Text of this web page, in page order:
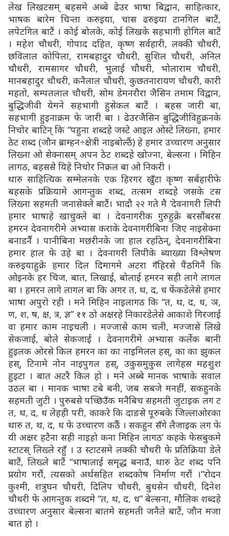
लेख लिखटसम् बहसमे अब्बे ढेउर भाषा बिद्वान, साहित्कार,
भाषक बारेम चिन्ता करुइया, चास ढरुइया टानगिल बाटैं,
लपेटगिल बाटैं । कोई बोलके, कोई लिखके सहभागी होगिल बाटैं
। महेश चौधरी, गोपाद दहित, कृष्ण सर्वहारी, लक्की चौधरी,
छविलाल कोपिला, रामबहादुर चौधरी, सुशिल चौधरी, अनिल
चौधरी, रामसागर चौधरी, भुलाई चौधरी, भोलाराम चौधरी,
मानबहादुर चौधरी, कनैलाल चौधरी, कुछतनारायण चौधरी, कारी
महतो, सम्पतलाल चौधरी, सोम डेमनरौरा जैसिन तमाम विद्वान,
बुद्धिजीवी येमने सहभागी हुसेकल बाटैं । बहस जारी बा,
सहभागी हुइनाक्रम फे जारी बा । ढेउरजैसिन बुद्धिजीविहुक्रनके
निचोर बाटिन् कि “पहुना शब्दहे जस्टे आइल ओस्टे लिख्ना, हमार
ठेट शब्द (जौन ब्राम्हन÷क्षेत्री नाइबोल्ठैं) हे हमार उच्चारण अनुसार
लिख्ना ओ सेक्नासम् अपन ठेट शब्दहे खोज्ना, बेल्सना । मिहिन
लागठ, बहससे यिहे निचोर निक्रल बा ओ निकरी ।
थारु साहित्यिक सम्मेलनके एक हिरगर खुँटा कृष्ण सर्बहारीफे
बहसके प्रक्रियामे आगन्तुक शब्द, तत्सम शब्दहे जसके टस
लिख्ना सहमती जनासेक्ले बाटैं। भादौ २२ गते मै ‘देवनागरी लिपी
हमार भाषाहे खाचुक्ले बा । देवनागरीक गुरुहुक्रे बरसौंबरस
हमरन देवनागरीमे अभ्यास कराके देवनागरीबिना जिए नाइसेक्ना
बनाडर्नैं । पानीबिना मछरीनके जा हाल रहठिन्, देवनागरीबिना
हमार हाल फे उहे बा । देवनागरी लिपीके ब्याख्या विश्लेषण
करुइयाहुक्रे हमार दिल दिमागमे अटरा गँहिरसे पैंठगिनैं कि
ओइनके हर चिज, बात, लिखाई, बोलाई हमरन सही लागे लागल
बा । हमरन लागे लागल बा कि अगर त, थ, द, ध फेंकडेलेसे हमार
भाषा अपुरो रही । मने मिहिन नाइलागठ कि “त, थ, द, ध, ञ,
ण, श, ष, क्ष, त्र, ज्ञ” ११ ठो अक्षरहे निकारडेलेसे आकाशे गिरजाई
वा हमार काम नाइचली । मज्जासे काम चली, मज्जासे लिखे
सेकजाई, बोले सेकजाई । देवनागरीमे अभ्यास कर्लेक बानी
हुइलक ओरसे किल हमरन का का नाइमिलल हस्, का का झुकल
हस्, टिनामे नोन नाइपुगल हस्, उकुसमुकुस लागेहस महशुश
हुइटा । बात अटरै किल हो । मने अब्बे मानक भाषाके सवाल
उठल बा । मानक भाषा टबे बनी, जब सबजे मनहीं, सकहुनके
सहमती जुटी । पुरुबसे पच्छिउँक मनैबिच सहमती जुटाइक लग ट
त, थ, द, ध लेहही परी, काकरे कि दाङसे पूरुबके जिल्लाओरका
थारु त, थ, द, ध फे उच्चारण कर्ठैं । सकहुन सँगे लैजाइक लग फे
यी अक्षर हटैना सही नाइहो कना मिहिन लागठ’ कहके फेसबुकमे
स्टाटस् लिख्ले रहुँ । उ स्टाटसमे लक्की चौधरी फे प्रतिक्रिया डेले
बाटैं, लिख्ले बाटैं “भाषालाई समृद्ध बनाउँ, थारु ठेट शब्द पनि
प्रयोग गरौं, त्यसको अर्थसहित शब्दकोष निर्माण गरौं ।”रोदन
कुश्मी, शत्रुघन चौधरी, दिलिप चौधरी, बुधसेन चौधरी, दिनेश
चौधरी फे आगन्तुक शब्दमे “त, थ, द, ध” बेल्सना, मौलिक शब्दहे
उच्चारण अनुसार बेल्सना बातमे सहमती जनैले बाटैं, जौन मजा
बात हो ।